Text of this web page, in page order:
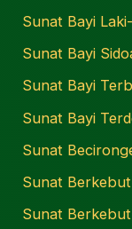
Sunat Bayi
Sunat Bayi
Sunat Bayi
Sunat Bayi
Sunat
Sunat
Sunat